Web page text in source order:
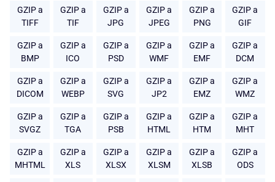
GZIP a
TIFF
GZIP a
TIF
GZIP a
JPG
GZIP a
JPEG
GZIP a
PNG
GZIP a
GIF
GZIP a
BMP
GZIP a
ICO
GZIP a
PSD
GZIP a
WMF
GZIP a
EMF
GZIP a
DCM
GZIP a
DICOM
GZIP a
WEBP
GZIP a
SVG
GZIP a
JP2
GZIP a
EMZ
GZIP a
WMZ
GZIP a
SVGZ
GZIP a
TGA
GZIP a
PSB
GZIP a
HTML
GZIP a
HTM
GZIP a
MHT
GZIP a
MHTML
GZIP a
XLS
GZIP a
XLSX
GZIP a
XLSM
GZIP a
XLSB
GZIP a
ODS